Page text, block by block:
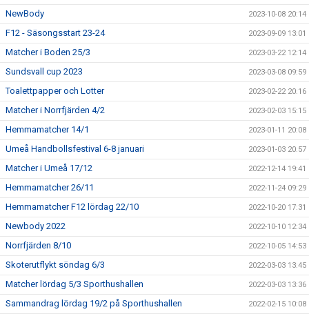
NewBody 2023-10-08 20:14
F12 - Säsongsstart 23-24 2023-09-09 13:01
Matcher i Boden 25/3 2023-03-22 12:14
Sundsvall cup 2023 2023-03-08 09:59
Toalettpapper och Lotter 2023-02-22 20:16
Matcher i Norrfjärden 4/2 2023-02-03 15:15
Hemmamatcher 14/1 2023-01-11 20:08
Umeå Handbollsfestival 6-8 januari 2023-01-03 20:57
Matcher i Umeå 17/12 2022-12-14 19:41
Hemmamatcher 26/11 2022-11-24 09:29
Hemmamatcher F12 lördag 22/10 2022-10-20 17:31
Newbody 2022 2022-10-10 12:34
Norrfjärden 8/10 2022-10-05 14:53
Skoterutflykt söndag 6/3 2022-03-03 13:45
Matcher lördag 5/3 Sporthushallen 2022-03-03 13:36
Sammandrag lördag 19/2 på Sporthushallen 2022-02-15 10:08